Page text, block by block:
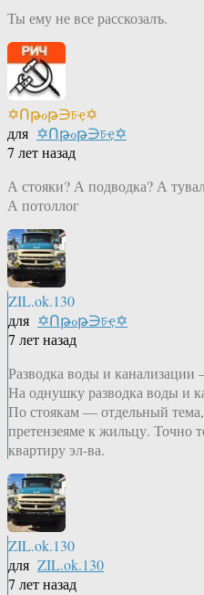
Ты ему не все расскозалъ.
✡Ոթℴթ∋চҿ✡
для ✡Ոթℴթ∋চҿ✡
7 лет назад
А стояки? А подводка? А
А потоллог
ZIL.ok.130
для ✡Ոթℴթ∋চҿ✡
7 лет назад
Разводка воды и канализации
На однушку разводка воды и
По стоякам — отдельный
претензеяме к жильцу. Точно
квартиру эл-ва.
ZIL.ok.130
для ZIL.ok.130
7 лет назад